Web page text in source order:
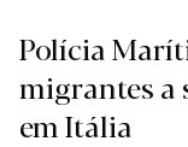
Polícia
migrantes a
em Itália